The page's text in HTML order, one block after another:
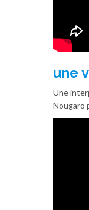
une
Une
Nougaro